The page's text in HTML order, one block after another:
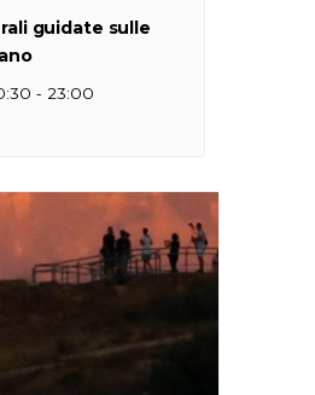
guidate sulle
- 23:00